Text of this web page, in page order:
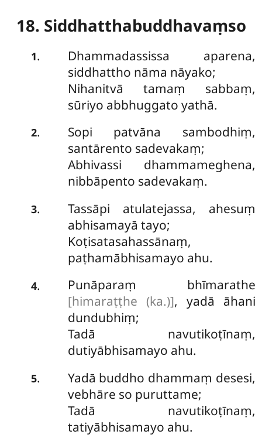
18. Siddhatthabuddhavaṃso
1. Dhammadassissa aparena,
siddhattho nāma nāyako;
Nihanitvā tamaṃ sabbaṃ,
sūriyo abbhuggato yathā.
2.
Sopi patvāna sambodhiṃ,
santārento sadevakaṃ;
Abhivassi dhammameghena,
nibbāpento sadevakaṃ.
3.
Tassāpi atulatejassa, ahesuṃ
abhisamayā tayo;
Koṭisatasahassānaṃ,
paṭhamābhisamayo ahu.
4.
Punāparaṃ bhīmarathe
[himaraṭṭhe (ka.)], yadā āhani
dundubhiṃ;
Tadā navutikoṭīnaṃ,
dutiyābhisamayo ahu.
5.
Yadā buddho dhammaṃ desesi,
vebhāre so puruttame;
Tadā navutikoṭīnaṃ,
tatiyābhisamayo ahu.